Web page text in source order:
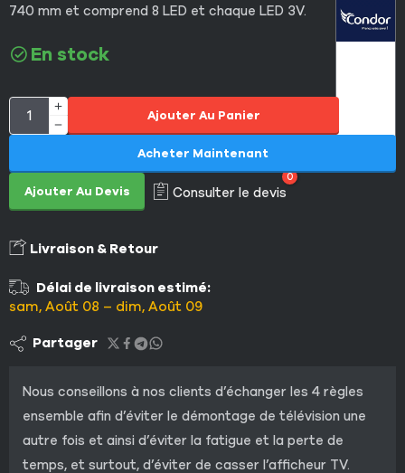
740 mm et comprend 8 LED et chaque LED 3V.
En stock
Ajouter Au Panier
Ajouter Au Devis Consulter le devis
0
Acheter Maintenant
Livraison & Retour
Délai de livraison estimé:
sam, Août 08 – dim, Août 09
Partager
Nous conseillons à nos clients d’échanger les 4 règles
ensemble afin d’éviter le démontage de télévision une
autre fois et ainsi d’éviter la fatigue et la perte de
temps, et surtout, d’éviter de casser l’afficheur TV.